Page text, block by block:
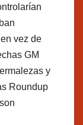
vez de
GM
y
Roundup